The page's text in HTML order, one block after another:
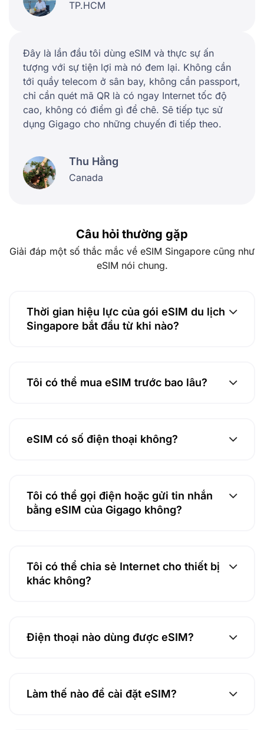
TP.HCM
Đây là lần đầu tôi dùng eSIM và thực sự ấn
tượng với sự tiện lợi mà nó đem lại. Không cần
tới quầy telecom ở sân bay, không cần passport,
chỉ cần quét mã QR là có ngay Internet tốc độ
cao, không có điểm gì để chê. Sẽ tiếp tục sử
dụng Gigago cho những chuyến đi tiếp theo.
Thu Hằng
Canada
Câu hỏi thường gặp
Giải đáp một số thắc mắc về eSIM Singapore cũng như
eSIM nói chung.
Thời gian hiệu lực của gói eSIM du lịch
Singapore bắt đầu từ khi nào?
Tôi có thể mua eSIM trước bao lâu?
eSIM có số điện thoại không?
Tôi có thể gọi điện hoặc gửi tin nhắn
bằng eSIM của Gigago không?
Tôi có thể chia sẻ Internet cho thiết bị
khác không?
Điện thoại nào dùng được eSIM?
Làm thế nào để cài đặt eSIM?